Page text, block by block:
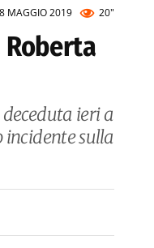
MAGGIO 2019 20"
ieri a
sulla